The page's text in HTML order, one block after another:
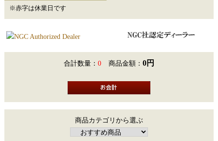
※赤字は休業日です
合計数量： 0 商品金額： 0円
商品カテゴリから選ぶ